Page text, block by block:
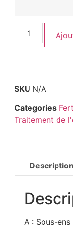
SKU N/A
Categories
Traitement de
Description
A : Sous-